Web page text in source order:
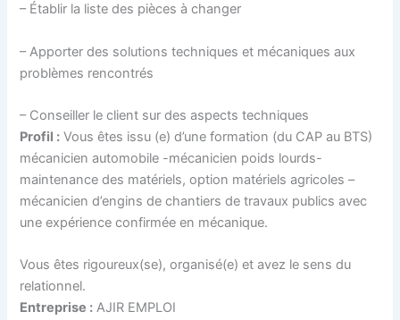
– Établir la liste des pièces à changer
– Apporter des solutions techniques et mécaniques aux
problèmes rencontrés
– Conseiller le client sur des aspects techniques
Profil : Vous êtes issu (e) d’une formation (du CAP au BTS)
mécanicien automobile -mécanicien poids lourds-
maintenance des matériels, option matériels agricoles –
mécanicien d’engins de chantiers de travaux publics avec
une expérience confirmée en mécanique.
Vous êtes rigoureux(se), organisé(e) et avez le sens du
relationnel.
Entreprise : AJIR EMPLOI